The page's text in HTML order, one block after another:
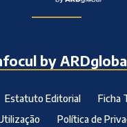
by
Estatuto Editorial
Ficha
Política de